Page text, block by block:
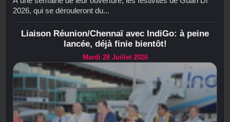
2026, qui se dérouleront du...
Liaison Réunion/Chennaï avec IndiGo: à peine
lancée, déjà finie bientôt!
Mardi 28 Juillet 2026